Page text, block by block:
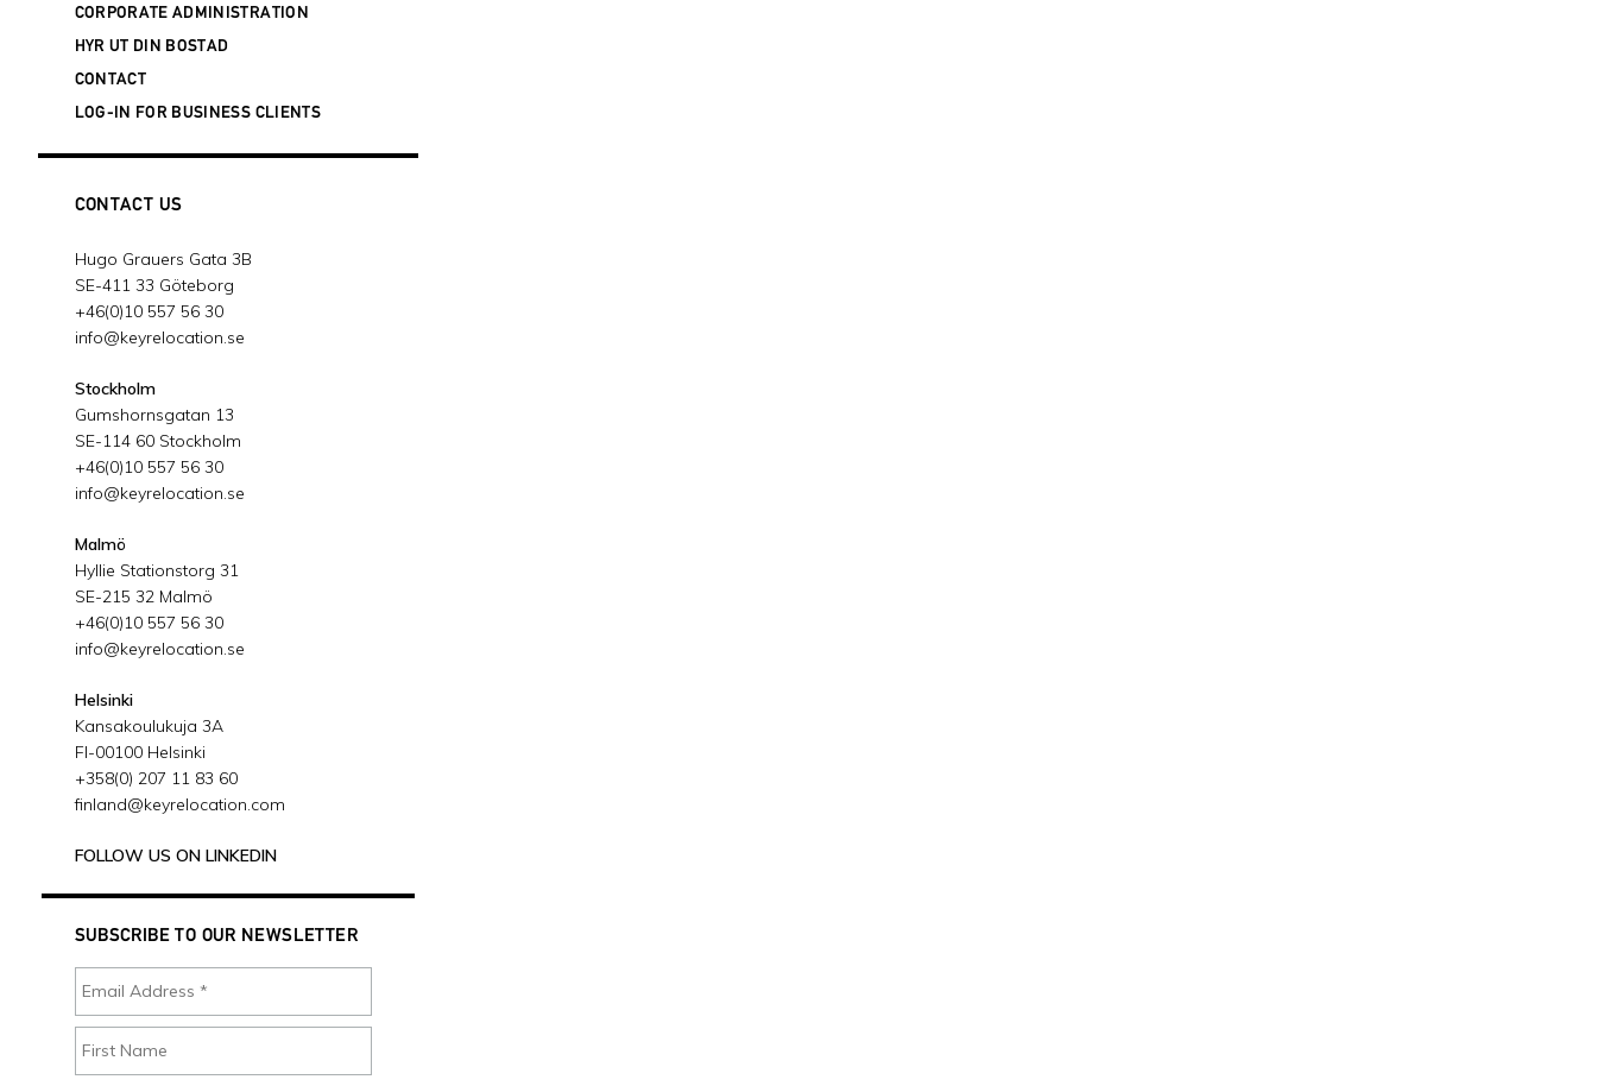
CORPORATE ADMINISTRATION
HYR UT DIN BOSTAD
CONTACT
LOG-IN FOR BUSINESS CLIENTS
CONTACT US
Hugo Grauers Gata 3B
SE-411 33 Göteborg
+46(0)10 557 56 30
info@keyrelocation.se
Stockholm
Gumshornsgatan 13
SE-114 60 Stockholm
+46(0)10 557 56 30
info@keyrelocation.se
Malmö
Hyllie Stationstorg 31
SE-215 32 Malmö
+46(0)10 557 56 30
info@keyrelocation.se
Helsinki
Kansakoulukuja 3A
FI-00100 Helsinki
+358(0) 207 11 83 60
finland@keyrelocation.com
FOLLOW US ON LINKEDIN
SUBSCRIBE TO OUR NEWSLETTER